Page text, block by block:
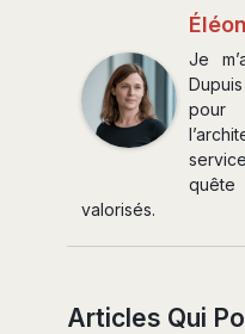
Je
valorisés.
Articles Qui